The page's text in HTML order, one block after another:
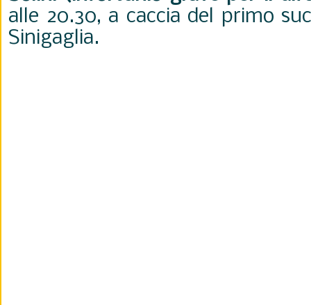
alle 20.30, a caccia del primo
Sinigaglia.